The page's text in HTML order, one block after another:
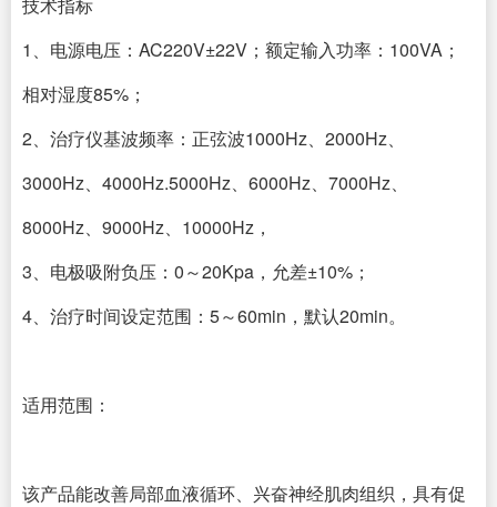
1、电源电压：AC220V±22V；额定输入功率：100VA；
相对湿度85%；
2、治疗仪基波频率：正弦波1000Hz、2000Hz、
3000Hz、4000Hz.5000Hz、6000Hz、7000Hz、
8000Hz、9000Hz、10000Hz，
3、电极吸附负压：0～20Kpa，允差±10%；
4、治疗时间设定范围：5～60min，默认20min。
适用范围：
该产品能改善局部血液循环、兴奋神经肌肉组织，具有促